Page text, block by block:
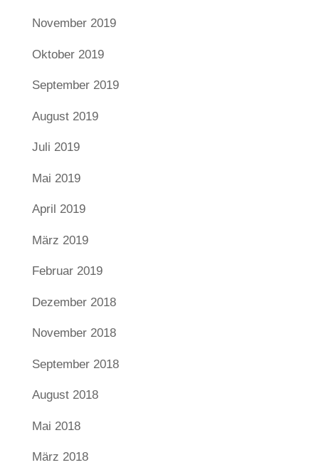
November 2019
Oktober 2019
September 2019
August 2019
Juli 2019
Mai 2019
April 2019
März 2019
Februar 2019
Dezember 2018
November 2018
September 2018
August 2018
Mai 2018
März 2018